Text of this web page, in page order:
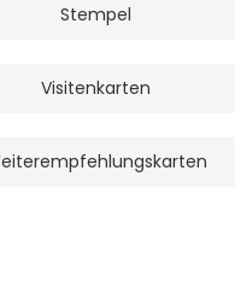
Stempel
Visitenkarten